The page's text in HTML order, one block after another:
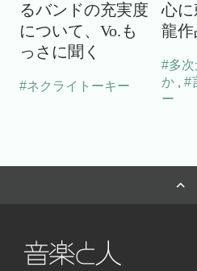
るバンドの充実度
について、Vo.も
っさに聞く
#ネクライトーキー
心に
龍作
#多
か , #
ー